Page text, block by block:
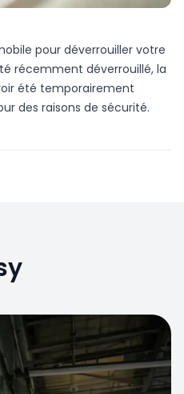
pour déverrouiller votre
récemment déverrouillé, la
été temporairement
des raisons de sécurité.